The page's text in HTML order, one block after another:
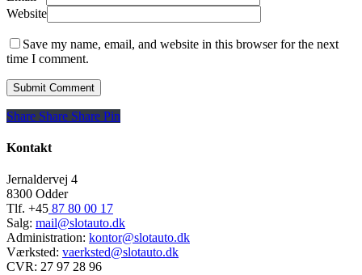
Website
Save my name, email, and website in this browser for the next
time I comment.
Share
Share Share Share Pin
Kontakt
Jernaldervej 4
8300 Odder
Tlf. +45 87 80 00 17
Salg: mail@slotauto.dk
Administration: kontor@slotauto.dk
Værksted: vaerksted@slotauto.dk
CVR: 27 97 28 96